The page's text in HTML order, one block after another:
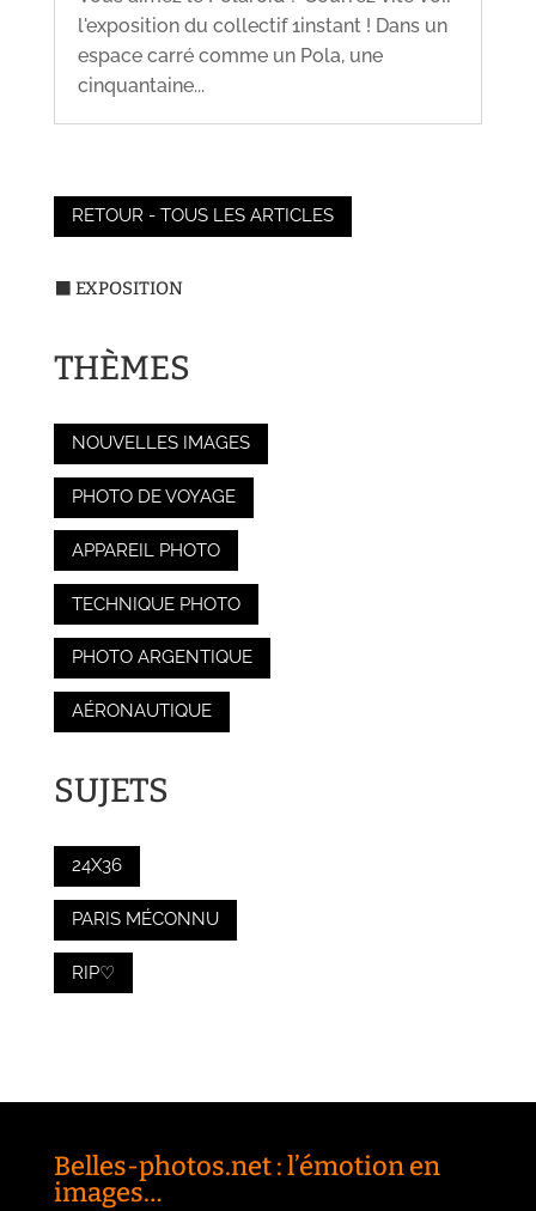
l'exposition du collectif 1instant ! Dans un
espace carré comme un Pola, une
cinquantaine...
RETOUR - TOUS LES ARTICLES
⬛ EXPOSITION
THÈMES
NOUVELLES IMAGES
PHOTO DE VOYAGE
APPAREIL PHOTO
TECHNIQUE PHOTO
PHOTO ARGENTIQUE
AÉRONAUTIQUE
SUJETS
24X36
PARIS MÉCONNU
RIP♡
Belles-photos.net : l’émotion en
images…